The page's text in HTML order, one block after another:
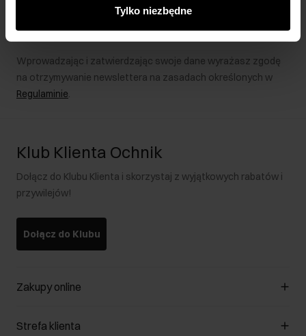
podczas korzystania z ich usług.
Tylko niezbędne
Wprowadzając i zatwierdzając swoje dane wyrażasz zgodę
na otrzymywanie newslettera na zasadach określonych w
Regulaminie.
Klub Klienta Ochnik
Dołącz do Klubu Klienta i skorzystaj z wyjątkowych rabatów i
przywilejów!
Dołącz do Klubu
Zakupy online
Zarządzaj cookies
Strefa klienta